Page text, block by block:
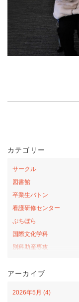
カテゴリー
サークル
図書館
卒業生バトン
看護研修センター
ぷちぼら
国際文化学科
別科助産専攻
お弁当の日プロジェクト
アーカイブ
2026年5月 (4)